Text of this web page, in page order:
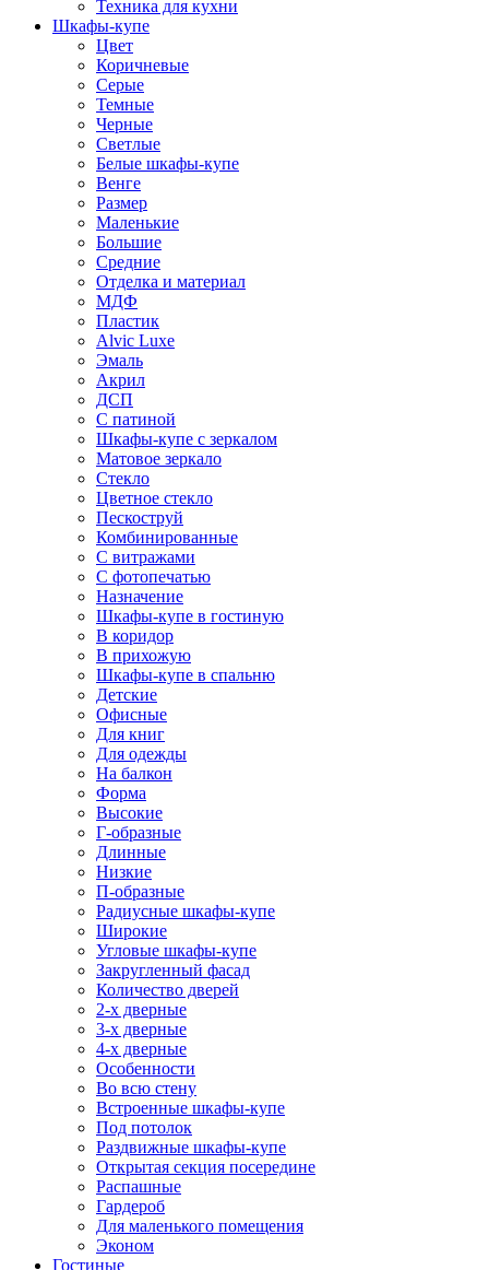
Техника для кухни
Шкафы-купе
Цвет
Коричневые
Серые
Темные
Черные
Светлые
Белые шкафы-купе
Венге
Размер
Маленькие
Большие
Средние
Отделка и материал
МДФ
Пластик
Alvic Luxe
Эмаль
Акрил
ДСП
С патиной
Шкафы-купе с зеркалом
Матовое зеркало
Стекло
Цветное стекло
Пескоструй
Комбинированные
С витражами
С фотопечатью
Назначение
Шкафы-купе в гостиную
В коридор
В прихожую
Шкафы-купе в спальню
Детские
Офисные
Для книг
Для одежды
На балкон
Форма
Высокие
Г-образные
Длинные
Низкие
П-образные
Радиусные шкафы-купе
Широкие
Угловые шкафы-купе
Закругленный фасад
Количество дверей
2-х дверные
3-х дверные
4-х дверные
Особенности
Во всю стену
Встроенные шкафы-купе
Под потолок
Раздвижные шкафы-купе
Открытая секция посередине
Распашные
Гардероб
Для маленького помещения
Эконом
Гостиные